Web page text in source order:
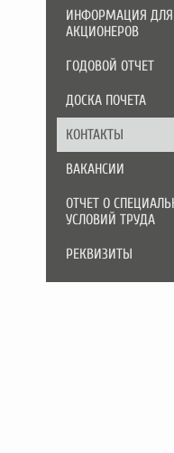
ИНФОРМАЦИЯ ДЛЯ
АКЦИОНЕРОВ
ГОДОВОЙ ОТЧЕТ
ДОСКА ПОЧЕТА
КОНТАКТЫ
ВАКАНСИИ
ОТЧЕТ О
УСЛОВИЙ ТРУДА
РЕКВИЗИТЫ